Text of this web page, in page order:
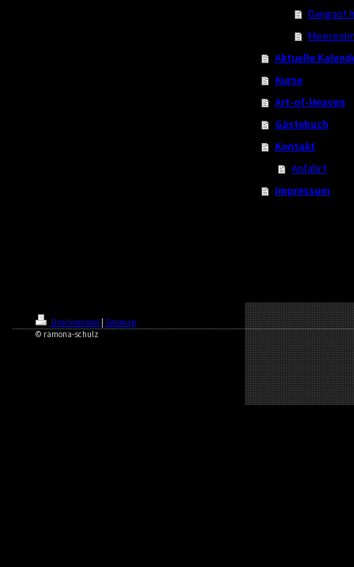
Dangast
Aktuelle
Kurse
Art-of-Heaven
Gästebuch
Kontakt
Anfahrt
Impressum
Druckversion
Sitemap
© ramona-schulz